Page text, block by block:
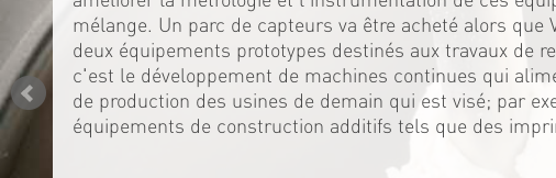
mélange. Un parc de capteurs va être acheté alors que
deux équipements prototypes destinés aux travaux de
c'est le développement de machines continues qui
de production des usines de demain qui est visé; par
équipements de construction additifs tels que des